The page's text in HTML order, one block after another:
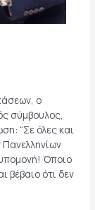
ο
σύμβουλος,
“Σε όλες και
Όποιο
βέβαιο ότι δεν